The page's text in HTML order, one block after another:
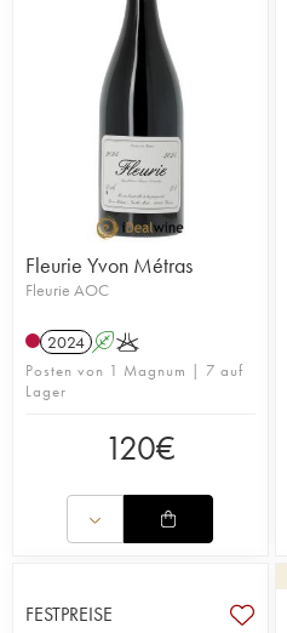
Fleurie Yvon Métras
Fleurie AOC
2024 AK
Posten von 1 Magnum | 7 auf
Lager
120€
FESTPREISE